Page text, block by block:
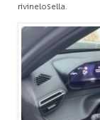
rivinelosella.